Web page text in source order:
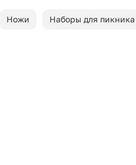
Ножи Наборы для пикника